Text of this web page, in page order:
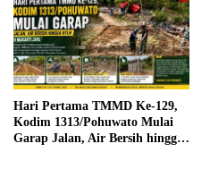
Hari Pertama TMMD Ke-129,
Kodim 1313/Pohuwato Mulai
Garap Jalan, Air Bersih hingga